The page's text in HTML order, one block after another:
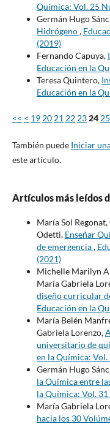
Química: Vol. 25
Germán Hugo
Hidrógeno,
(2019)
Fernando Capuya,
Educación en la
Teresa Quintero,
Educación en la
<< < 19 20 21 22 2324 25
También puede Iniciar
este artículo.
Artículos más leídos
María Sol
Odetti, Enseñar
de emergencia,
(2021)
Michelle Marilyn
María Gabriela
diseño curricular
Educación en la
María Belén
Gabriela Lorenzo,
universitario de
en la Química:
Germán Hugo
la Química entre
la Química: Vol.
María Gabriela
hacia los 30